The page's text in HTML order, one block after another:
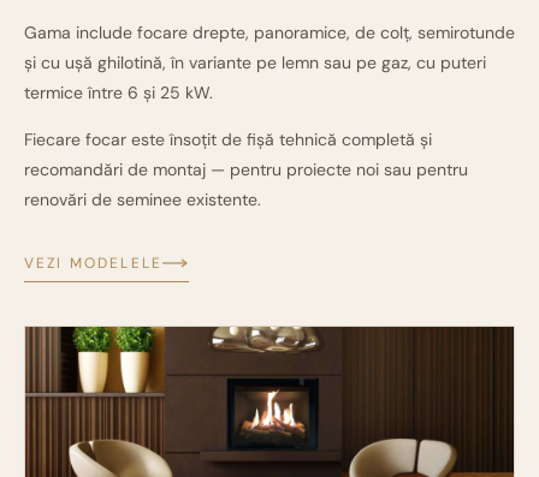
Gama include focare drepte, panoramice, de colț, semirotunde
și cu ușă ghilotină, în variante pe lemn sau pe gaz, cu puteri
termice între 6 și 25 kW.
Fiecare focar este însoțit de fișă tehnică completă și
recomandări de montaj — pentru proiecte noi sau pentru
renovări de seminee existente.
VEZI MODELELE